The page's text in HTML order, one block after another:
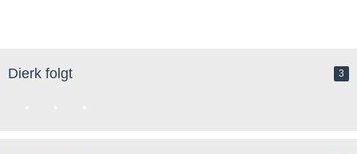
Dierk folgt 3